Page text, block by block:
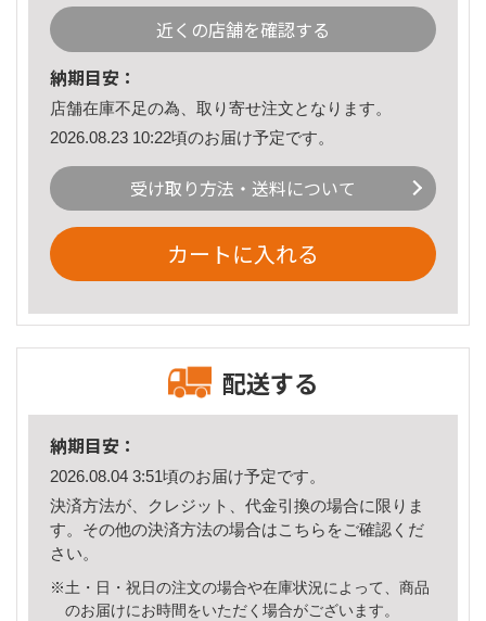
近くの店舗を確認する
納期目安：
店舗在庫不足の為、取り寄せ注文となります。
2026.08.23 10:22頃のお届け予定です。
受け取り方法・送料について
カートに入れる
配送する
納期目安：
2026.08.04 3:51頃のお届け予定です。
決済方法が、クレジット、代金引換の場合に限りま
す。その他の決済方法の場合はこちら をご確認くだ
さい。
※土・日・祝日の注文の場合や在庫状況によって、商品
のお届けにお時間をいただく場合がございます。